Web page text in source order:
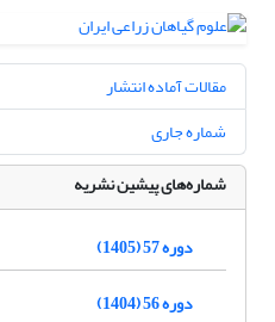
مقالات آماده انتشار
شماره جاری
شماره‌های پیشین نشریه
دوره 57 (1405)
دوره 56 (1404)